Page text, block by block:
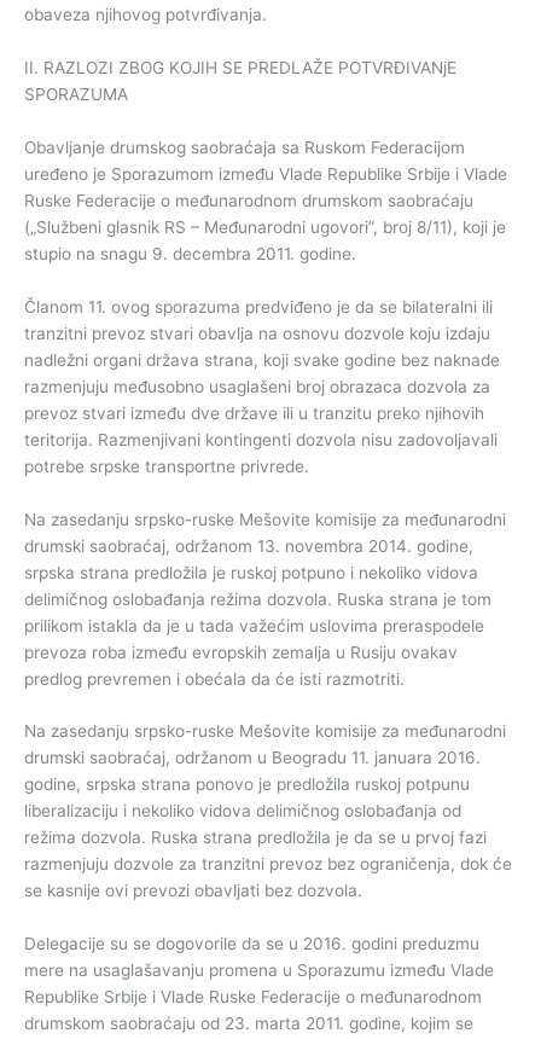
obaveza njihovog potvrđivanja.
II. RAZLOZI ZBOG KOJIH SE PREDLAŽE POTVRĐIVANjE
SPORAZUMA
Obavljanje drumskog saobraćaja sa Ruskom Federacijom
uređeno je Sporazumom između Vlade Republike Srbije i Vlade
Ruske Federacije o međunarodnom drumskom saobraćaju
(„Službeni glasnik RS – Međunarodni ugovori”, broj 8/11), koji je
stupio na snagu 9. decembra 2011. godine.
Članom 11. ovog sporazuma predviđeno je da se bilateralni ili
tranzitni prevoz stvari obavlja na osnovu dozvole koju izdaju
nadležni organi država strana, koji svake godine bez naknade
razmenjuju međusobno usaglašeni broj obrazaca dozvola za
prevoz stvari između dve države ili u tranzitu preko njihovih
teritorija. Razmenjivani kontingenti dozvola nisu zadovoljavali
potrebe srpske transportne privrede.
Na zasedanju srpsko-ruske Mešovite komisije za međunarodni
drumski saobraćaj, održanom 13. novembra 2014. godine,
srpska strana predložila je ruskoj potpuno i nekoliko vidova
delimičnog oslobađanja režima dozvola. Ruska strana je tom
prilikom istakla da je u tada važećim uslovima preraspodele
prevoza roba između evropskih zemalja u Rusiju ovakav
predlog prevremen i obećala da će isti razmotriti.
Na zasedanju srpsko-ruske Mešovite komisije za međunarodni
drumski saobraćaj, održanom u Beogradu 11. januara 2016.
godine, srpska strana ponovo je predložila ruskoj potpunu
liberalizaciju i nekoliko vidova delimičnog oslobađanja od
režima dozvola. Ruska strana predložila je da se u prvoj fazi
razmenjuju dozvole za tranzitni prevoz bez ograničenja, dok će
se kasnije ovi prevozi obavljati bez dozvola.
Delegacije su se dogovorile da se u 2016. godini preduzmu
mere na usaglašavanju promena u Sporazumu između Vlade
Republike Srbije i Vlade Ruske Federacije o međunarodnom
drumskom saobraćaju od 23. marta 2011. godine, kojim se